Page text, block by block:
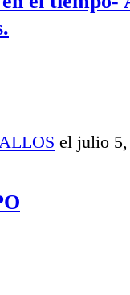
el julio 5,